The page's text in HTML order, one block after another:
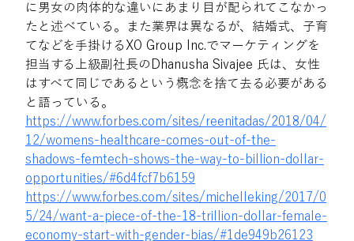
に男女の肉体的な違いにあまり目が配られてこなかっ
たと述べている。また業界は異なるが、結婚式、子育
てなどを手掛けるXO Group Inc.でマーケティングを
担当する上級副社⾧のDhanusha Sivajee 氏は、女性
はすべて同じであるという概念を捨て去る必要がある
と語っている。
https://www.forbes.com/sites/reenitadas/2018/04/
12/womens-healthcare-comes-out-of-the-
shadows-femtech-shows-the-way-to-billion-dollar-
opportunities/#6d4fcf7b6159
https://www.forbes.com/sites/michelleking/2017/0
5/24/want-a-piece-of-the-18-trillion-dollar-female-
economy-start-with-gender-bias/#1de949b26123